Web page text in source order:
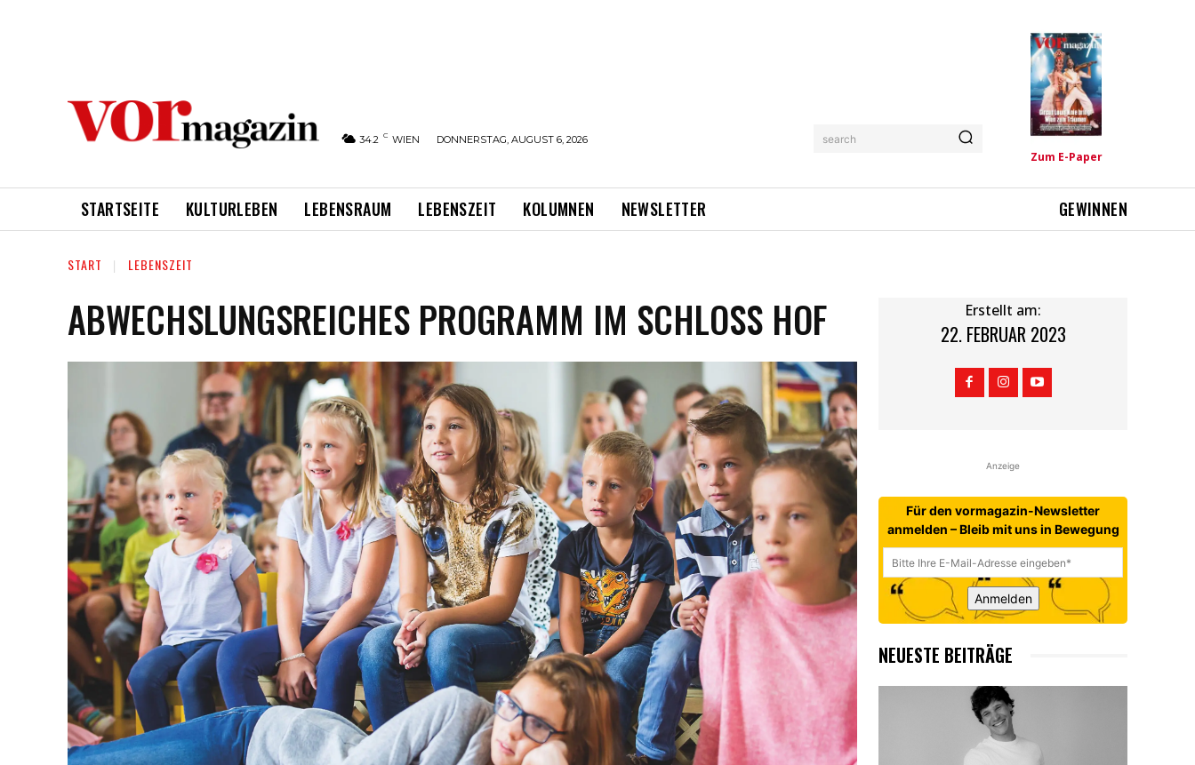
34.2 C WIEN DONNERSTAG, AUGUST 6, 2026 search
Zum E-Paper
STARTSEITE KULTURLEBEN LEBENSRAUM LEBENSZEIT KOLUMNEN NEWSLETTER GEWINNEN
START LEBENSZEIT
ABWECHSLUNGSREICHES PROGRAMM IM SCHLOSS HOF Erstellt am:
22. FEBRUAR 2023
Anzeige
Für den vormagazin-Newsletter
anmelden – Bleib mit uns in Bewegung
Anmelden
NEUESTE BEITRÄGE